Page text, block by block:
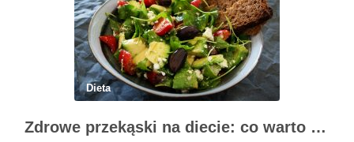
Dieta
Zdrowe przekąski na diecie: co warto wiedzieć i wybrać?